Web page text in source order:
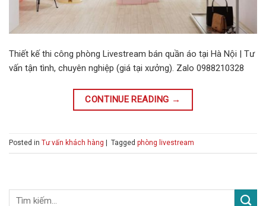
Thiết kế thi công phòng Livestream bán quần áo tại Hà Nội | Tư
vấn tận tình, chuyên nghiệp (giá tại xưởng). Zalo 0988210328
CONTINUE READING →
Posted in Tư vấn khách hàng | Tagged phòng livestream